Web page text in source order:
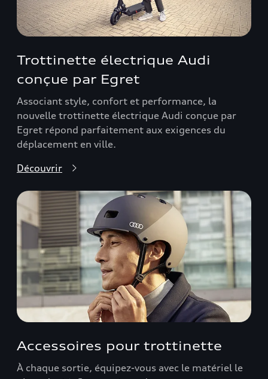
Trottinette électrique Audi
conçue par Egret
Associant style, confort et performance, la
nouvelle trottinette électrique Audi conçue par
Egret répond parfaitement aux exigences du
déplacement en ville.
Découvrir
Accessoires pour trottinette
À chaque sortie, équipez-vous avec le matériel le